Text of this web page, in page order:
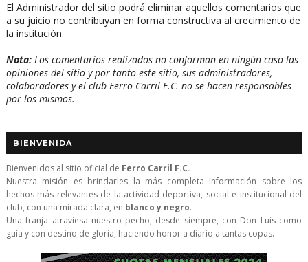
El Administrador del sitio podrá eliminar aquellos comentarios que
a su juicio no contribuyan en forma constructiva al crecimiento de
la institución.
Nota:Los comentarios realizados no conforman en ningún caso las
opiniones del sitio y por tanto este sitio, sus administradores,
colaboradores y el club Ferro Carril F.C. no se hacen responsables
por los mismos.
BIENVENIDA
Bienvenidos al sitio oficial de Ferro Carril F.C.
Nuestra misión es brindarles la más completa información sobre los
hechos más relevantes de la actividad deportiva, social e institucional del
club, con una mirada clara, en blanco y negro.
Una franja atraviesa nuestro pecho, desde siempre, con Don Luis como
guía y con destino de gloria, haciendo honor a diario a tantas copas.